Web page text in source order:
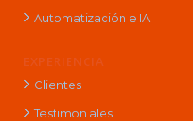
Automatización e IA
EXPERIENCIA
Clientes
Testimoniales